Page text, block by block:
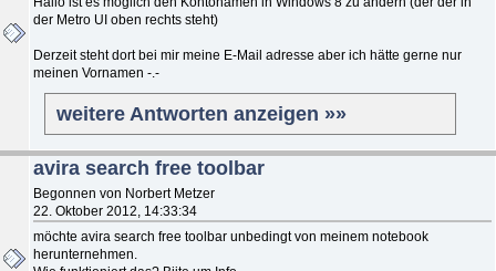
der Metro UI oben rechts steht)
Derzeit steht dort bei mir meine E-Mail adresse aber ich hätte gerne nur
meinen Vornamen -.-
weitere Antworten anzeigen »»
avira search free toolbar
Begonnen von Norbert Metzer
22. Oktober 2012, 14:33:34
möchte avira search free toolbar unbedingt von meinem notebook
herunternehmen.